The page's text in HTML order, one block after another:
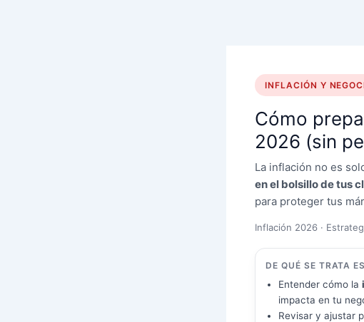
INFLACIÓN Y
Cómo
2026 (sin
La inflación no es
en el bolsillo de tus
para proteger tus
Inflación 2026 ·
DE QUÉ SE TRATA
Entender cómo la
impacta en tu
Revisar y ajustar